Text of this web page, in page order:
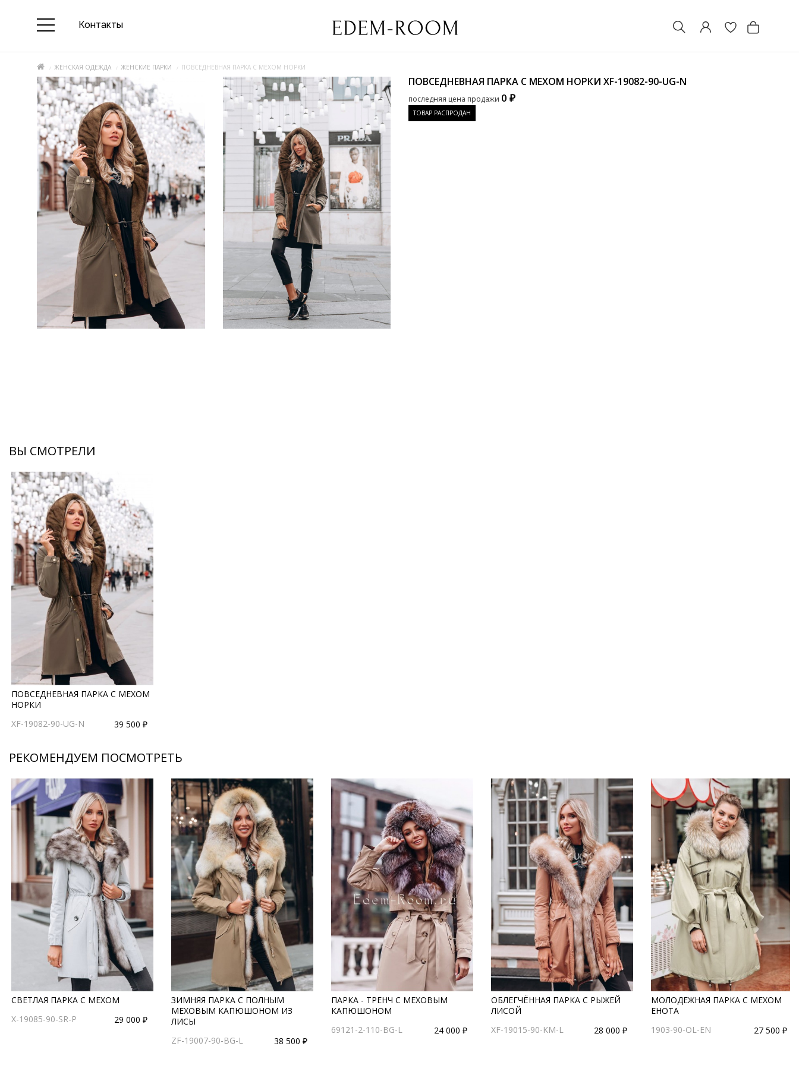
Контакты
ЖЕНСКАЯ ОДЕЖДА ЖЕНСКИЕ ПАРКИ ПОВСЕДНЕВНАЯ ПАРКА С МЕХОМ НОРКИ
ПОВСЕДНЕВНАЯ ПАРКА С МЕХОМ НОРКИ XF-19082-90-UG-N
последняя цена продажи 0 ₽
ТОВАР РАСПРОДАН
ВЫ СМОТРЕЛИ
ПОВСЕДНЕВНАЯ ПАРКА С МЕХОМ
НОРКИ
XF-19082-90-UG-N
39 500 ₽
РЕКОМЕНДУЕМ ПОСМОТРЕТЬ
СВЕТЛАЯ ПАРКА С МЕХОМ
X-19085-90-SR-P
29 000 ₽
ЗИМНЯЯ ПАРКА С ПОЛНЫМ
МЕХОВЫМ КАПЮШОНОМ ИЗ
ЛИСЫ
ZF-19007-90-BG-L
38 500 ₽
ПАРКА - ТРЕНЧ С МЕХОВЫМ
КАПЮШОНОМ
69121-2-110-BG-L
24 000 ₽
ОБЛЕГЧЁННАЯ ПАРКА С РЫЖЕЙ
ЛИСОЙ
XF-19015-90-KM-L
28 000 ₽
МОЛОДЕЖНАЯ ПАРКА С МЕХОМ
ЕНОТА
1903-90-OL-EN
27 500 ₽